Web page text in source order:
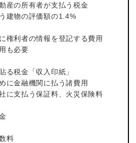
産の所有者が支払う税金
建物の評価額の1.4%
権利者の情報を登記する費用
も必要
る税金「収入印紙」
に金融機関に払う諸費用
に支払う保証料、火災保険料
料